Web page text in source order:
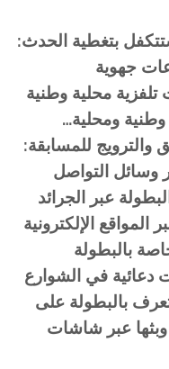
ستتكفل بتغطية الحدث:
جهوية
تلفزية محلية وطنية
ومحلية…
والترويج للمسابقة:
وسائل التواصل
عبر الجرائد
المواقع الإلكترونية
بالبطولة
دعائية في الشوارع
بالبطولة على
وبثها عبر شاشات